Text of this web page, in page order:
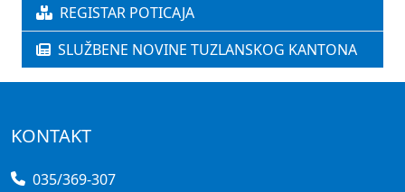
REGISTAR POTICAJA
SLUŽBENE NOVINE TUZLANSKOG KANTONA
KONTAKT
035/369-307